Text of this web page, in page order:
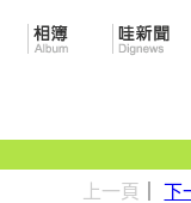
上一頁
｜下